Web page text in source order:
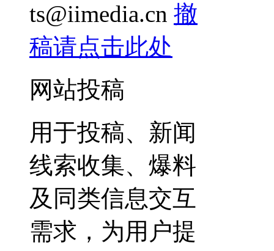
ts@iimedia.cn 撤
稿请点击此处
网站投稿
用于投稿、新闻
线索收集、爆料
及同类信息交互
需求，为用户提